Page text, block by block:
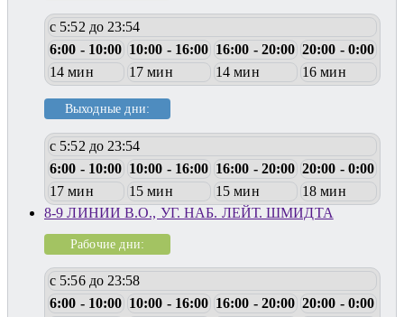
с 5:52 до 23:54
6:00 - 10:00 10:00 - 16:00 16:00 - 20:00 20:00 - 0:00
14 мин
17 мин 14 мин 16 мин
Выходные дни:
с 5:52 до 23:54
6:00 - 10:00 10:00 - 16:00 16:00 - 20:00 20:00 - 0:00
17 мин
15 мин 15 мин
18 мин
8-9 ЛИНИИ В.О., УГ. НАБ. ЛЕЙТ. ШМИДТА
Рабочие дни:
с 5:56 до 23:58
6:00 - 10:00 10:00 - 16:00 16:00 - 20:00 20:00 - 0:00